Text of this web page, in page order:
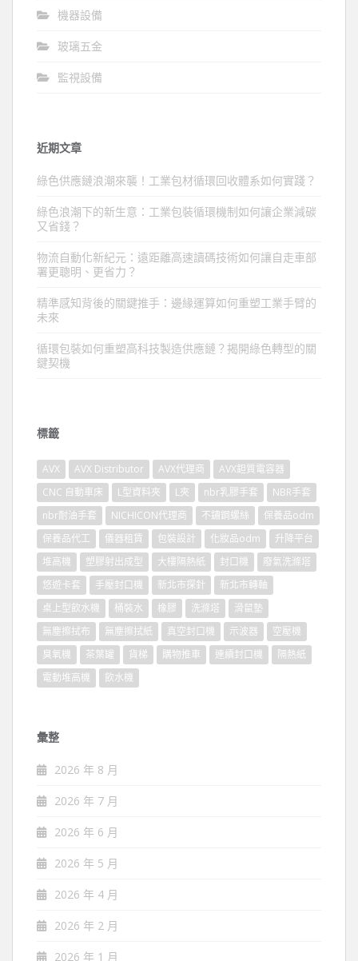
機器設備
玻璃五金
監視設備
近期文章
綠色供應鏈浪潮來襲！工業包材循環回收體系如何實踐？
綠色浪潮下的新生意：工業包裝循環機制如何讓企業減碳
又省錢？
物流自動化新紀元：遠距離高速讀碼技術如何讓自走車部
署更聰明、更省力？
精準感知背後的關鍵推手：邊緣運算如何重塑工業手臂的
未來
循環包裝如何重塑高科技製造供應鏈？揭開綠色轉型的關
鍵契機
標籤
AVX AVX Distributor AVX代理商
AVX鉭質電容器
CNC 自動車床
L型資料夾 L夾 nbr乳膠手套
NBR手套
nbr耐油手套
NICHICON代理商 不鏽鋼螺絲
保養品odm
保養品代工
儀器租賃 包裝設計 化妝品odm
升降平台
堆高機
塑膠射出成型 大樓隔熱紙 封口機
廢氣洗滌塔
悠遊卡套
手壓封口機 新北市探針
新北市轉軸
桌上型飲水機
桶裝水 橡膠 洗滌塔
滑鼠墊
無塵擦拭布
無塵擦拭紙 真空封口機 示波器
空壓機
臭氧機
茶葉罐 貨梯 購物推車 連續封口機
隔熱紙
電動堆高機
飲水機
彙整
2026 年 8 月
2026 年 7 月
2026 年 6 月
2026 年 5 月
2026 年 4 月
2026 年 2 月
2026 年 1 月